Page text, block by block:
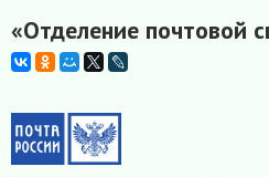
«Отделение почтовой